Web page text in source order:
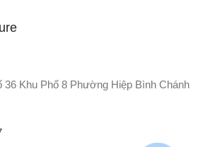
Khu Phố 8 Phường Hiệp Bình Chánh